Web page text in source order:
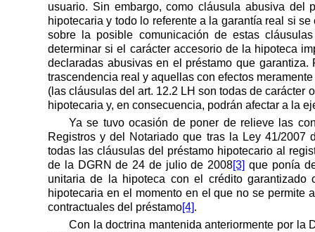
usuario. Sin embargo, como cláusula abusiva del
hipotecaria y todo lo referente a la garantía real si
sobre la posible comunicación de estas
determinar si el carácter accesorio de la hipoteca
declaradas abusivas en el préstamo que
trascendencia real y aquellas con efectos
(las cláusulas del art. 12.2 LH son todas de
hipotecaria y, en consecuencia, podrán afectar a la
Ya se tuvo ocasión de poner de relieve las
Registros y del Notariado que tras la Ley41/2007
todas las cláusulas del préstamo hipotecario al
de la DGRN de 24 de julio de 2008[3] que ponía
unitaria de la hipoteca con el crédito
hipotecaria en el momento en el que no se permite
contractuales del préstamo[4].
Con la doctrina mantenida anteriormente por la